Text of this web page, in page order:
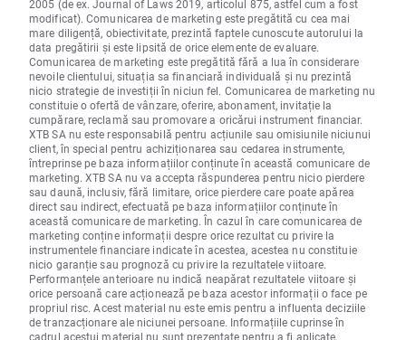
2005 (de ex. Journal of Laws 2019, articolul 875, astfel cum a fost
modificat). Comunicarea de marketing este pregătită cu cea mai
mare diligență, obiectivitate, prezintă faptele cunoscute autorului la
data pregătirii și este lipsită de orice elemente de evaluare.
Comunicarea de marketing este pregătită fără a lua în considerare
nevoile clientului, situația sa financiară individuală și nu prezintă
nicio strategie de investiții în niciun fel. Comunicarea de marketing nu
constituie o ofertă de vânzare, oferire, abonament, invitație la
cumpărare, reclamă sau promovare a oricărui instrument financiar.
XTB SA nu este responsabilă pentru acțiunile sau omisiunile niciunui
client, în special pentru achiziționarea sau cedarea instrumente,
întreprinse pe baza informațiilor conținute în această comunicare de
marketing. XTB SA nu va accepta răspunderea pentru nicio pierdere
sau daună, inclusiv, fără limitare, orice pierdere care poate apărea
direct sau indirect, efectuată pe baza informațiilor conținute în
această comunicare de marketing. În cazul în care comunicarea de
marketing conține informații despre orice rezultat cu privire la
instrumentele financiare indicate în acestea, acestea nu constituie
nicio garanție sau prognoză cu privire la rezultatele viitoare.
Performanțele anterioare nu indică neapărat rezultatele viitoare și
orice persoană care acționează pe baza acestor informații o face pe
propriul risc. Acest material nu este emis pentru a influenta deciziile
de tranzacționare ale niciunei persoane. Informațiile cuprinse în
cadrul acestui material nu sunt prezentate pentru a fi aplicate,